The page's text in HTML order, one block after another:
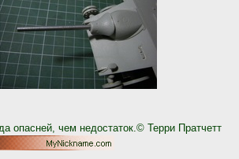
опасней, чем недостаток.© Терри Пратчетт